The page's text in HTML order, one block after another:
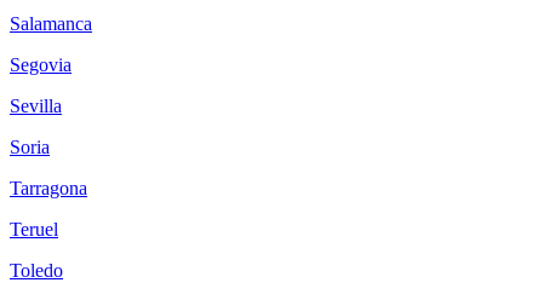
Salamanca
Segovia
Sevilla
Soria
Tarragona
Teruel
Toledo